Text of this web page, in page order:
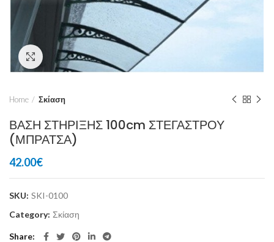
Click to enlarge
Home Σκίαση
ΒΑΣΗ ΣΤΗΡΙΞΗΣ 100cm ΣΤΕΓΑΣΤΡΟΥ
(ΜΠΡΑΤΣΑ)
42.00€
SKU: SKI-0100
Category: Σκίαση
Share